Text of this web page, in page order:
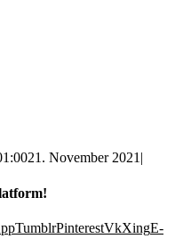
21. November 2021|
TumblrPinterestVkXingE-